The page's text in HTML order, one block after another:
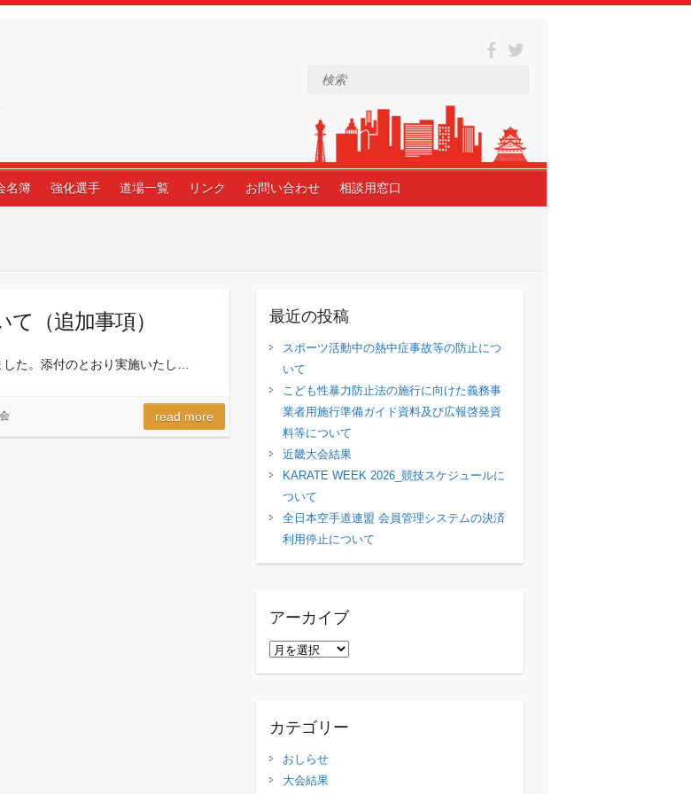
検索
名簿 強化選手 道場一覧 リンク お問い合わせ 相談用窓口
（追加事項）
た。添付のとおり実施いたし…
read more
最近の投稿
スポーツ活動中の熱中症事故等の防止につ
いて
こども性暴力防止法の施行に向けた義務事
業者用施行準備ガイド資料及び広報啓発資
料等について
近畿大会結果
KARATE WEEK 2026_競技スケジュールに
ついて
全日本空手道連盟 会員管理システムの決済
利用停止について
アーカイブ
ア
ブ
カテゴリー
おしらせ
大会結果